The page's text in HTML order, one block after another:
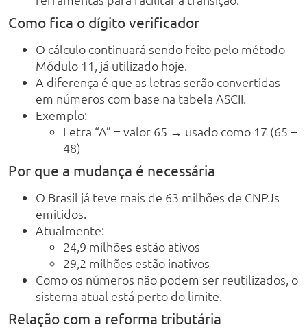
Como fica o dígito verificador
O cálculo continuará sendo feito pelo método
Módulo 11, já utilizado hoje.
A diferença é que as letras serão convertidas
em números com base na tabela ASCII.
Exemplo:
Letra “A” = valor 65 → usado como 17 (65 –
48)
Por que a mudança é necessária
O Brasil já teve mais de 63 milhões de CNPJs
emitidos.
Atualmente:
24,9 milhões estão ativos
29,2 milhões estão inativos
Como os números não podem ser reutilizados, o
sistema atual está perto do limite.
Relação com a reforma tributária